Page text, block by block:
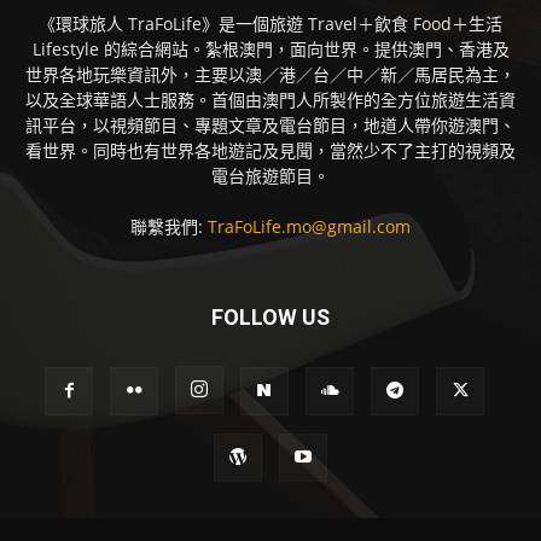
《環球旅人 TraFoLife》是一個旅遊 Travel＋飲食 Food＋生活
Lifestyle 的綜合網站。紮根澳門，面向世界。提供澳門、香港及
世界各地玩樂資訊外，主要以澳／港／台／中／新／馬居民為主，
以及全球華語人士服務。首個由澳門人所製作的全方位旅遊生活資
訊平台，以視頻節目、專題文章及電台節目，地道人帶你遊澳門、
看世界。同時也有世界各地遊記及見聞，當然少不了主打的視頻及
電台旅遊節目。
聯繫我們: TraFoLife.mo@gmail.com
FOLLOW US